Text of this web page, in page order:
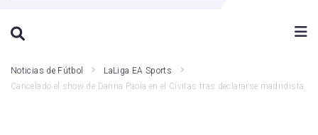
Noticias de Fútbol
LaLiga EA Sports
Cancelado el show de Danna Paola en el Cívitas tras declararse madridista